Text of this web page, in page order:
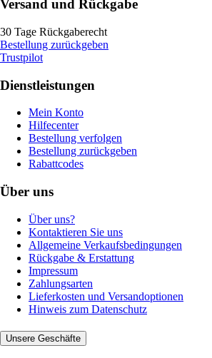
Versand und Rückgabe
30 Tage Rückgaberecht
Bestellung zurückgeben
Trustpilot
Dienstleistungen
Mein Konto
Hilfecenter
Bestellung verfolgen
Bestellung zurückgeben
Rabattcodes
Über uns
Über uns?
Kontaktieren Sie uns
Allgemeine Verkaufsbedingungen
Rückgabe & Erstattung
Impressum
Zahlungsarten
Lieferkosten und Versandoptionen
Hinweis zum Datenschutz
Unsere Geschäfte